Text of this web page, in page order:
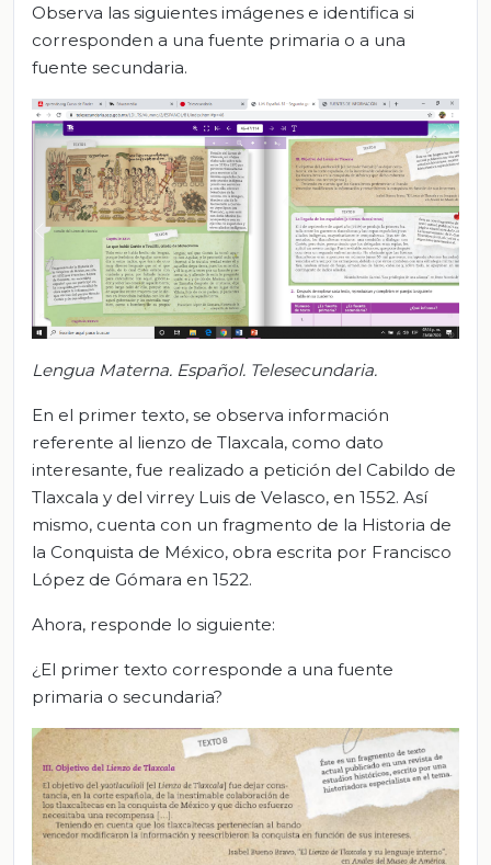
Observa las siguientes imágenes e identifica si
corresponden a una fuente primaria o a una
fuente secundaria.
Lengua Materna. Español. Telesecundaria.
En el primer texto, se observa información
referente al lienzo de Tlaxcala, como dato
interesante, fue realizado a petición del Cabildo de
Tlaxcala y del virrey Luis de Velasco, en 1552. Así
mismo, cuenta con un fragmento de la Historia de
la Conquista de México, obra escrita por Francisco
López de Gómara en 1522.
Ahora, responde lo siguiente:
¿El primer texto corresponde a una fuente
primaria o secundaria?